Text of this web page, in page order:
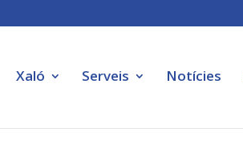
Xaló Serveis Notícies